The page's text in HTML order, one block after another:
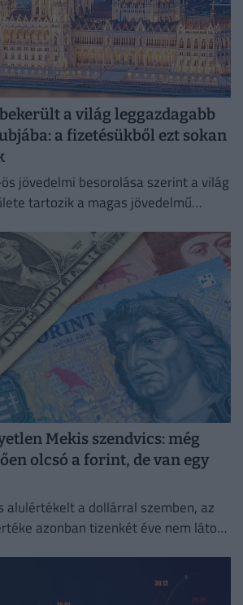
a világ leggazdagabb
a fizetésükből ezt sokan
jövedelmi besorolása szerint a világ
tartozik a magas jövedelmű
Mekis szendvics: még
olcsó a forint, de van egy
alulértékelt a dollárral szemben, az
azonban tizenkét éve nem látott